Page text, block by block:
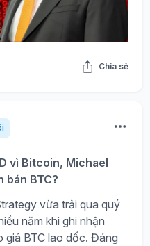
Chia sẻ
vì Bitcoin, Michael
bán BTC?
vừa trải qua quý
năm khi ghi nhận
giá BTC lao dốc. Đáng